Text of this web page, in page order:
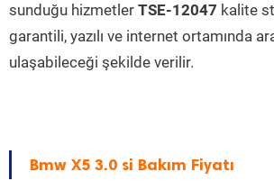
sunduğu hizmetler TSE-12047 kalite
garantili, yazılı ve internet ortamında
ulaşabileceği şekilde verilir.
Bmw X5 3.0 si Bakım Fiyatı